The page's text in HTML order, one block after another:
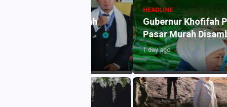
HEADLINE
Gubernur Khofifah Pastikan
Pasar Murah Disambut
1 day ago